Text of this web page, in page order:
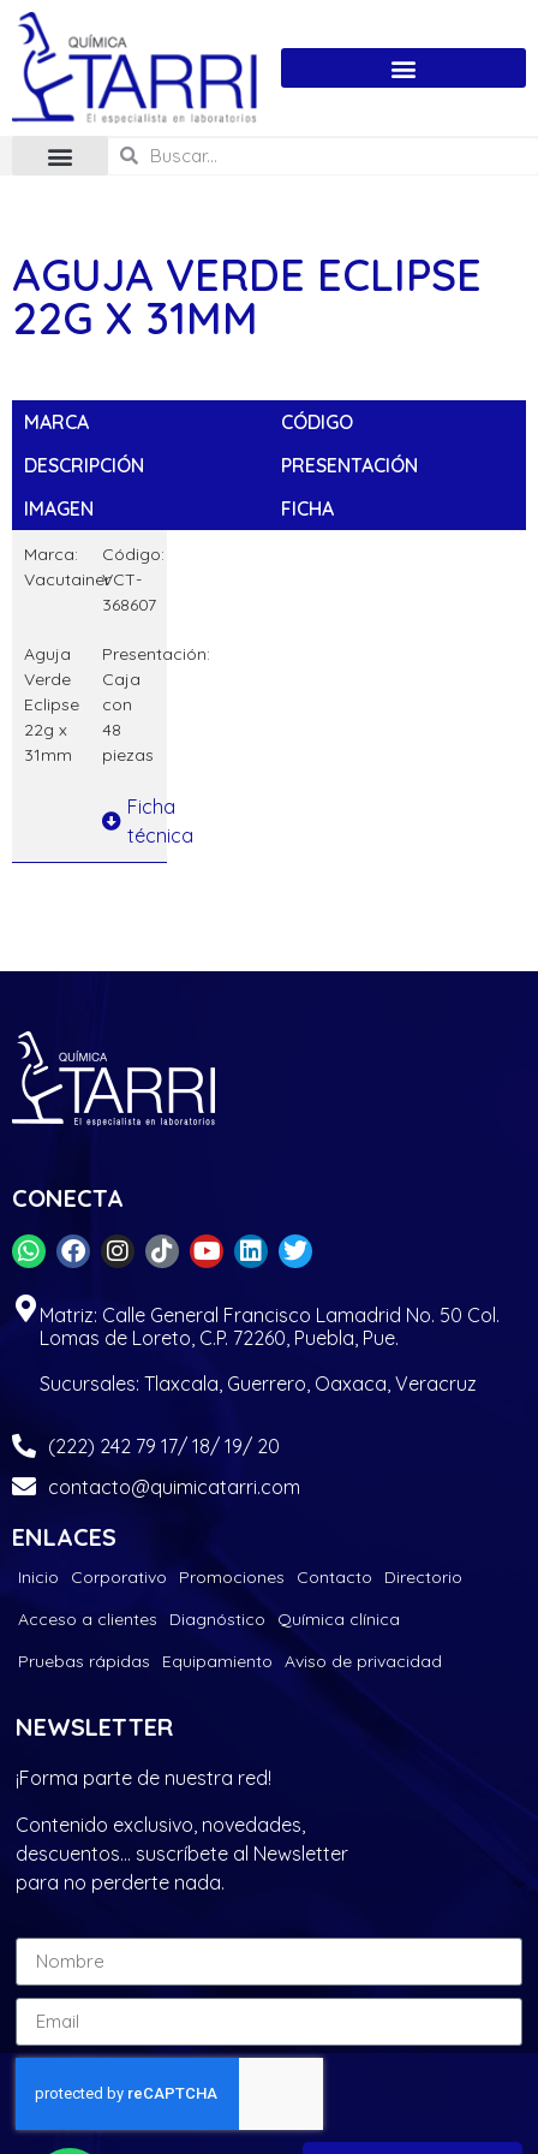
AGUJA VERDE ECLIPSE
22G X 31MM
MARCA
CÓDIGO
DESCRIPCIÓN
PRESENTACIÓN
IMAGEN
FICHA
Marca:
Vacutainer
Código:
VCT-
368607
Aguja
Verde
Eclipse
22g x
31mm
Presentación:
Caja
con
48
piezas
Ficha
técnica
CONECTA
Matriz: Calle General Francisco Lamadrid No. 50 Col.
Lomas de Loreto, C.P. 72260, Puebla, Pue.
Sucursales: Tlaxcala, Guerrero, Oaxaca, Veracruz
(222) 242 79 17/ 18/ 19/ 20
contacto@quimicatarri.com
ENLACES
Inicio Corporativo Promociones Contacto
Directorio
Acceso a clientes
Diagnóstico
Química clínica
Pruebas rápidas
Equipamiento Aviso de privacidad
NEWSLETTER
¡Forma parte de nuestra red!
Contenido exclusivo, novedades,
descuentos… suscríbete al Newsletter
para no perderte nada.